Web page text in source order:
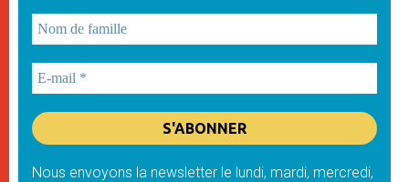
Nous envoyons la newsletter le lundi, mardi, mercredi,